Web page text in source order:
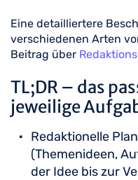
Eine detailliertere
verschiedenen Arten
Beitrag über
TL;DR – das
jeweilige
Redaktionelle
(Themenideen,
der Idee bis zur